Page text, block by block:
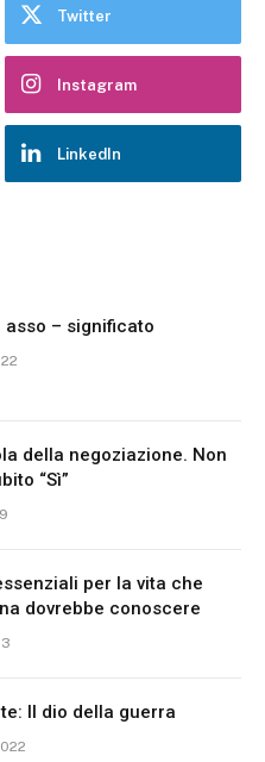
Twitter
Instagram
LinkedIn
asso – significato
della negoziazione. Non
“Sì”
per la vita che
dovrebbe conoscere
Il dio della guerra